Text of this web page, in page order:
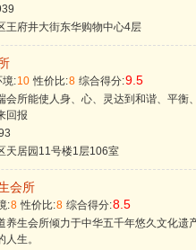
王府井大街东华购物中心4层
境:10 性价比:8 综合得分:9.5
会所能使人身、心、灵达到和谐、平衡
回报
天居园11号楼1层106室
会所
:8 性价比:8 综合得分:8.5
养生会所倾力于中华五千年悠久文化遗
生。